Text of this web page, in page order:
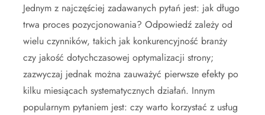
Jednym z najczęściej zadawanych pytań jest: jak długo
trwa proces pozycjonowania? Odpowiedź zależy od
wielu czynników, takich jak konkurencyjność branży
czy jakość dotychczasowej optymalizacji strony;
zazwyczaj jednak można zauważyć pierwsze efekty po
kilku miesiącach systematycznych działań. Innym
popularnym pytaniem jest: czy warto korzystać z usług